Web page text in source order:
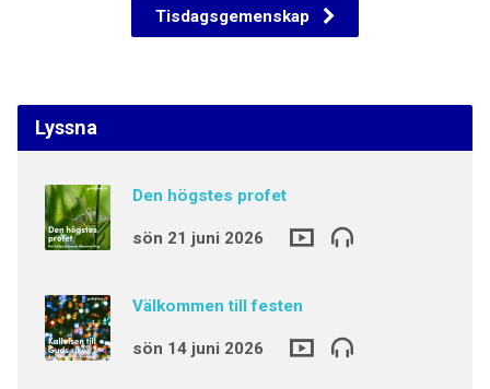
Tisdagsgemenskap
Lyssna
Den högstes profet
sön 21 juni 2026
Välkommen till festen
sön 14 juni 2026